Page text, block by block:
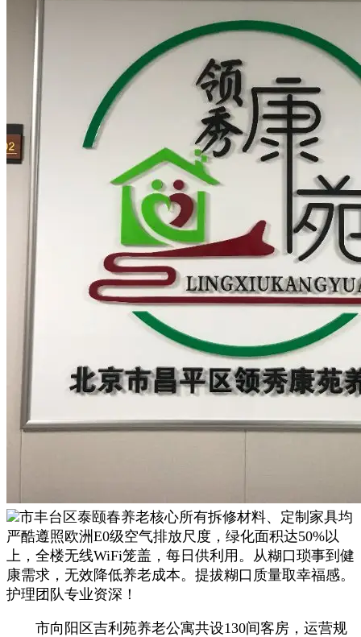
市丰台区泰颐春养老核心所有拆修材料、定制家具均
严酷遵照欧洲E0级空气排放尺度，绿化面积达50%以
上，全楼无线WiFi笼盖，每日供利用。从糊口琐事到健
康需求，无效降低养老成本。提拔糊口质量取幸福感。
护理团队专业资深！
市向阳区吉利苑养老公寓共设130间客房，运营规